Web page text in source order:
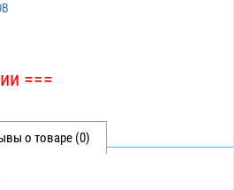
===
о товаре (0)